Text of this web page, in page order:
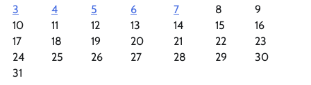
3
4 5 6 7 8
9
10
11 12 13 14 15
16
17
18 19 20 21 22
23
24
25 26 27 28 29
30
31